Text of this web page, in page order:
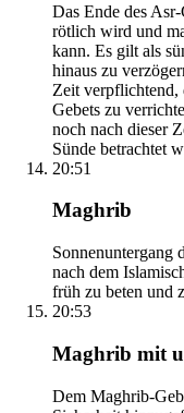
Das Ende des
rötlich wird und
kann. Es gilt als
hinaus zu
Zeit verpflichtend,
Gebets zu
noch nach dieser
Sünde betrachtet
20:51
Maghrib
Sonnenuntergang
nach dem
früh zu beten und
20:53
Maghrib mit
Dem Maghrib-